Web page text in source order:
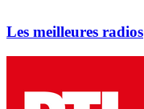
Les meilleures radios